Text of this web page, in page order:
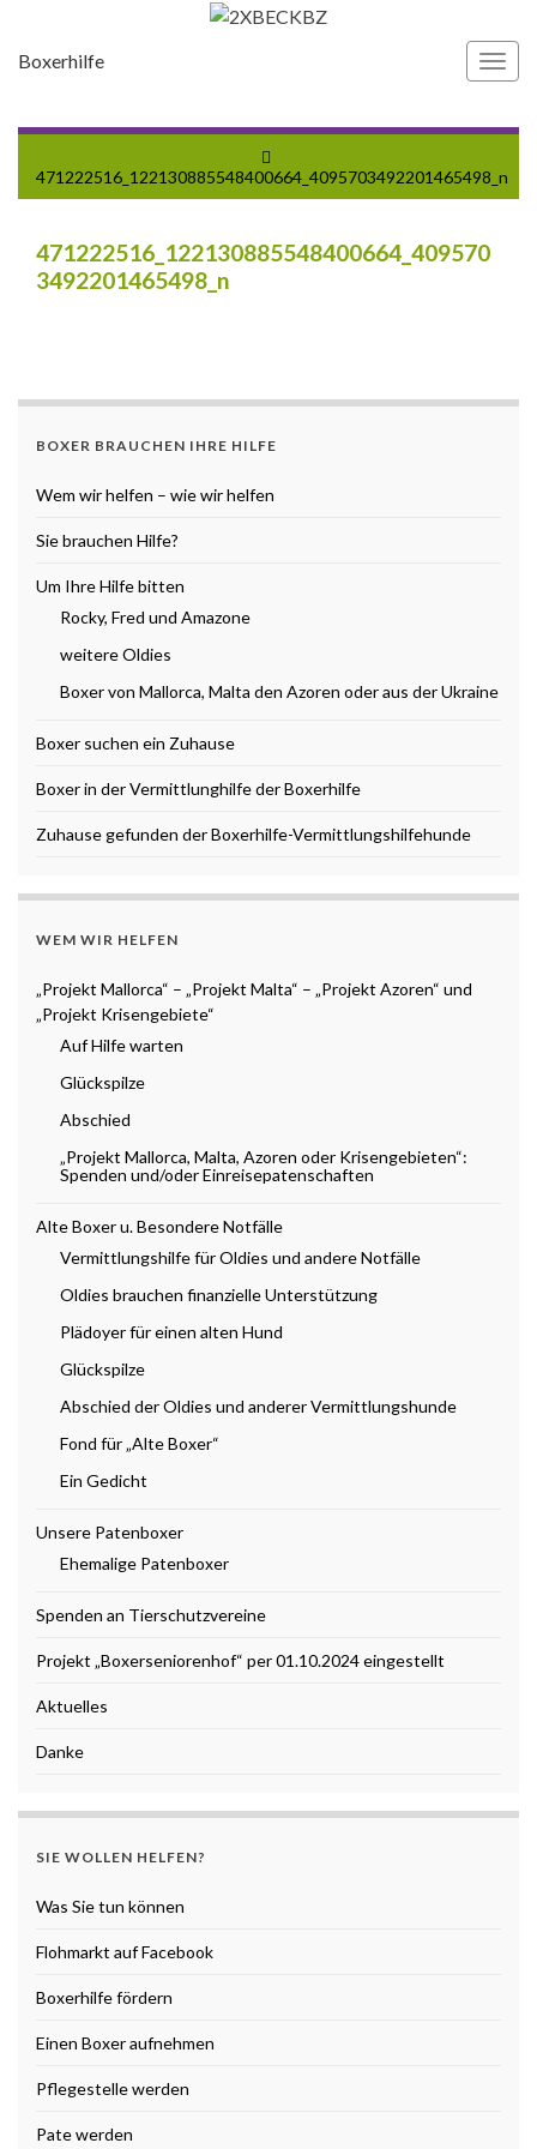
Boxerhilfe
471222516_122130885548400664_4095703492201465498_n
471222516_122130885548400664_409570
3492201465498_n
BOXER BRAUCHEN IHRE HILFE
Wem wir helfen – wie wir helfen
Sie brauchen Hilfe?
Um Ihre Hilfe bitten
Rocky, Fred und Amazone
weitere Oldies
Boxer von Mallorca, Malta den Azoren oder aus der Ukraine
Boxer suchen ein Zuhause
Boxer in der Vermittlunghilfe der Boxerhilfe
Zuhause gefunden der Boxerhilfe-Vermittlungshilfehunde
WEM WIR HELFEN
„Projekt Mallorca“ – „Projekt Malta“ – „Projekt Azoren“ und
„Projekt Krisengebiete“
Auf Hilfe warten
Glückspilze
Abschied
„Projekt Mallorca, Malta, Azoren oder Krisengebieten“:
Spenden und/oder Einreisepatenschaften
Alte Boxer u. Besondere Notfälle
Vermittlungshilfe für Oldies und andere Notfälle
Oldies brauchen finanzielle Unterstützung
Plädoyer für einen alten Hund
Glückspilze
Abschied der Oldies und anderer Vermittlungshunde
Fond für „Alte Boxer“
Ein Gedicht
Unsere Patenboxer
Ehemalige Patenboxer
Spenden an Tierschutzvereine
Projekt „Boxerseniorenhof“ per 01.10.2024 eingestellt
Aktuelles
Danke
SIE WOLLEN HELFEN?
Was Sie tun können
Flohmarkt auf Facebook
Boxerhilfe fördern
Einen Boxer aufnehmen
Pflegestelle werden
Pate werden